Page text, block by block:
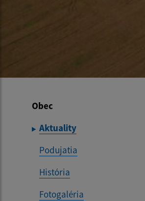
Obec
Aktuality
Podujatia
História
Fotogaléria